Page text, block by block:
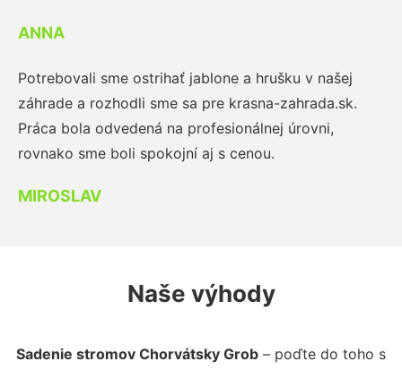
ANNA
Potrebovali sme ostrihať jablone a hrušku v našej
záhrade a rozhodli sme sa pre krasna-zahrada.sk.
Práca bola odvedená na profesionálnej úrovni,
rovnako sme boli spokojní aj s cenou.
MIROSLAV
Naše výhody
Sadenie stromov Chorvátsky Grob – poďte do toho s